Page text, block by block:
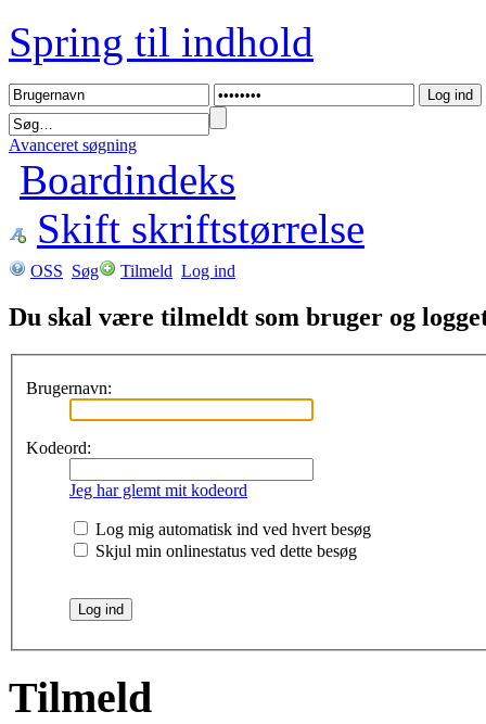
Spring til indhold
Avanceret søgning
Boardindeks
Skift skriftstørrelse
OSS Søg Tilmeld Log ind
Du skal være tilmeldt som bruger og
Brugernavn:
Kodeord:
Jeg har glemt mit kodeord
Log mig automatisk ind ved hvert besøg
Skjul min onlinestatus ved dette besøg
Tilmeld